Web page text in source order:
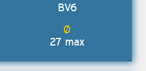
BV6
27 max